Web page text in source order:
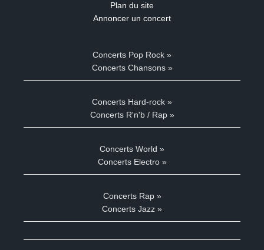
Plan du site
Annoncer un concert
Concerts Pop Rock »
Concerts Chansons »
Concerts Hard-rock »
Concerts R'n'b / Rap »
Concerts World »
Concerts Electro »
Concerts Rap »
Concerts Jazz »